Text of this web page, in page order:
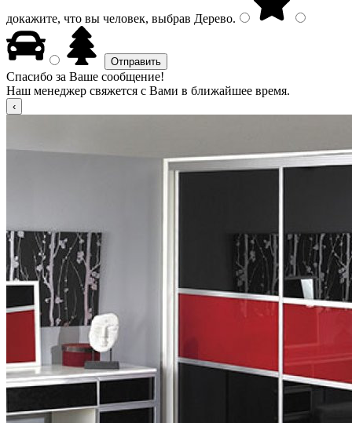
докажите, что вы человек, выбрав Дерево.
Спасибо за Ваше сообщение!
Наш менеджер свяжется с Вами в ближайшее время.